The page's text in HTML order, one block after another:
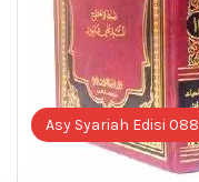
Asy Syariah Edisi 088